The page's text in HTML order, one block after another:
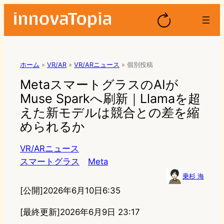
ホーム » VR/AR » VR/ARニュース » 個別投稿
MetaスマートグラスのAIが
Muse Sparkへ刷新｜Llamaを超
えた新モデルは競合との差を縮
められるか
VR/ARニュース
スマートグラス
Meta
乗杉 海
[公開]2026年6月10日6:35
[最終更新]2026年6月9日 23:17